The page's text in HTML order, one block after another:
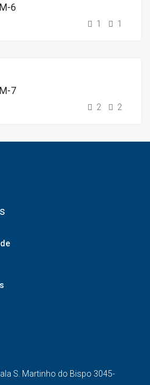
6
1 1
7
2 2
S. Martinho do Bispo 3045-